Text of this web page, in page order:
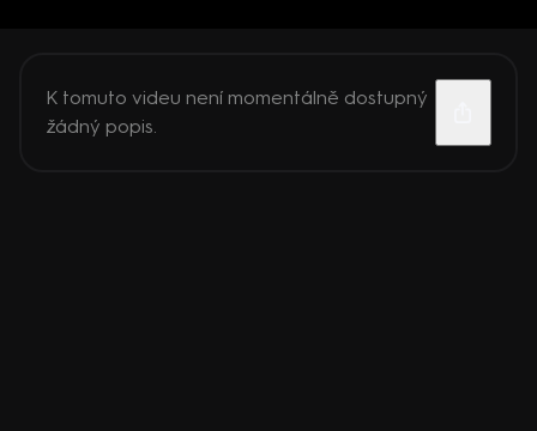
K tomuto videu není momentálně dostupný
žádný popis.